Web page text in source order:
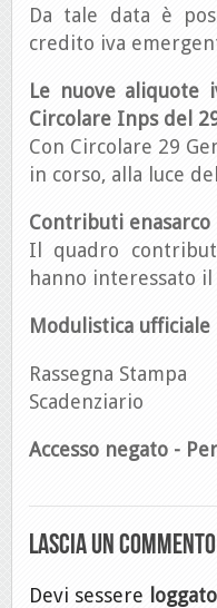
Da tale data è
credito iva
Le nuove aliquote
Circolare Inps del
Con Circolare 29
in corso, alla luce
Contributi
Il quadro
hanno interessato il
Modulistica
Rassegna Stampa
Scadenziario
Accesso negato -
Lascia un commento
Devi sessere loggato